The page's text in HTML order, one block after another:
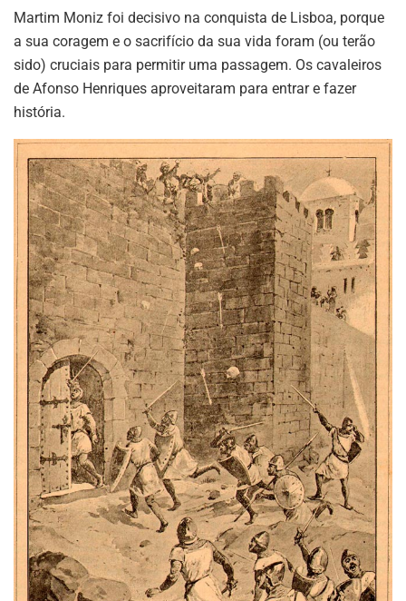
Martim Moniz foi decisivo na conquista de Lisboa, porque
a sua coragem e o sacrifício da sua vida foram (ou terão
sido) cruciais para permitir uma passagem. Os cavaleiros
de Afonso Henriques aproveitaram para entrar e fazer
história.